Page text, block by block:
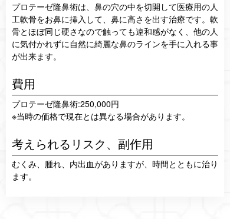
プロテーゼ隆鼻術は、鼻の穴の中を切開して医療用の人
工軟骨をお鼻に挿入して、鼻に高さを出す治療です。軟
骨とほぼ同じ硬さなので触っても違和感がなく、他の人
に気付かれずに自然に綺麗な鼻のラインを手に入れる事
が出来ます。
費用
プロテーゼ隆鼻術:250,000円
※当時の価格で現在とは異なる場合があります。
考えられるリスク、 副作用
むくみ、腫れ、内出血がありますが、時間とともに治り
ます。